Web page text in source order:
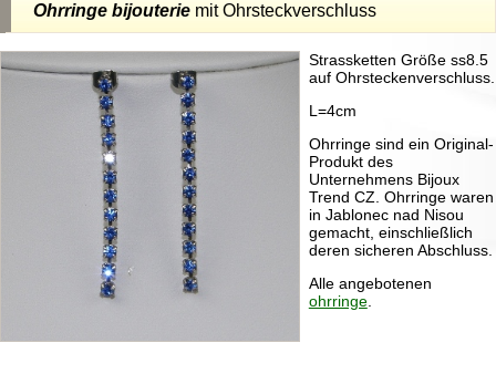
Ohrringe bijouterie mit Ohrsteckverschluss
Strassketten Größe ss8.5
auf Ohrsteckenverschluss.
L=4cm
Ohrringe sind ein Original-
Produkt des
Unternehmens Bijoux
Trend CZ. Ohrringe waren
in Jablonec nad Nisou
gemacht, einschließlich
deren sicheren Abschluss.
Alle angebotenen
ohrringe.